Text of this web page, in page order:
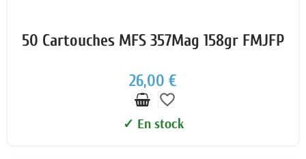
50 Cartouches MFS 357Mag 158gr FMJFP
26,00 €
favorite_border
✓ En stock